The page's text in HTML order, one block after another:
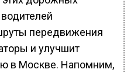
передвижения
и улучшит
в Москве. Напомним,